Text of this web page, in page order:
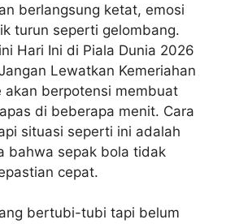
berlangsung ketat, emosi
turun seperti gelombang.
Hari Ini di Piala Dunia 2026
Lewatkan Kemeriahan
akan berpotensi membuat
di beberapa menit. Cara
situasi seperti ini adalah
bahwa sepak bola tidak
cepat.
bertubi-tubi tapi belum